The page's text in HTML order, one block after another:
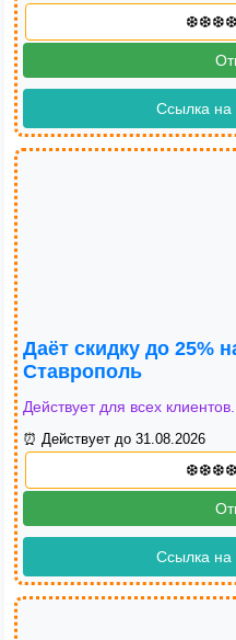
Ссылка на
Даёт скидку до 25%
Ставрополь
Действует для всех клиентов.
⏰ Действует до 31.08.2026
Ссылка на